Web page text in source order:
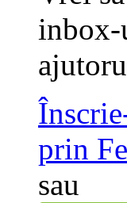
inbox-
prin
sau